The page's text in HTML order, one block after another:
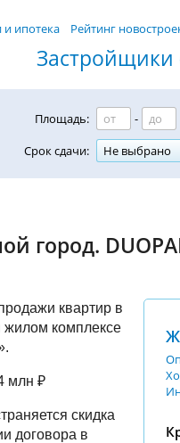
и ипотека Рейтинг
Застройщики
Площадь: -
Срок сдачи:
Не выбрано
город.
квартир в
комплексе
млн ₽
скидка
договора в